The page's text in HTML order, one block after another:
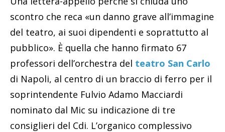
scontro che reca «un danno grave all’immagine
del teatro, ai suoi dipendenti e soprattutto al
pubblico». È quella che hanno firmato 67
professori dell’orchestra del teatro San Carlo
di Napoli, al centro di un braccio di ferro per il
soprintendente Fulvio Adamo Macciardi
nominato dal Mic su indicazione di tre
consiglieri del Cdi. L’organico complessivo